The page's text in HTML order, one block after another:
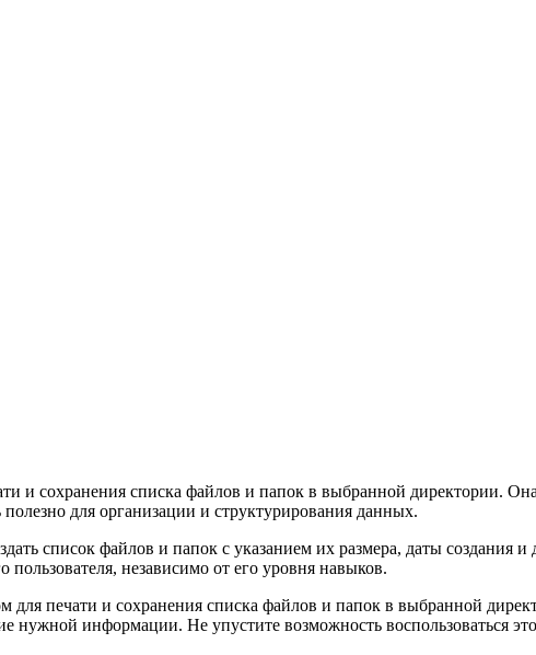
и сохранения списка файлов и папок в выбранной директории.
для организации и структурирования данных.
список файлов и папок с указанием их размера, даты создания
независимо от его уровня навыков.
для печати и сохранения списка файлов и папок в выбранной
нужной информации. Не упустите возможность воспользоваться